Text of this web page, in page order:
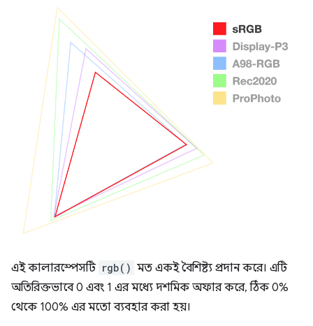
এই কালারস্পেসটি rgb() মত একই বৈশিষ্ট্য প্রদান করে। এটি
অতিরিক্তভাবে 0 এবং 1 এর মধ্যে দশমিক অফার করে, ঠিক 0%
থেকে 100% এর মতো ব্যবহার করা হয়।